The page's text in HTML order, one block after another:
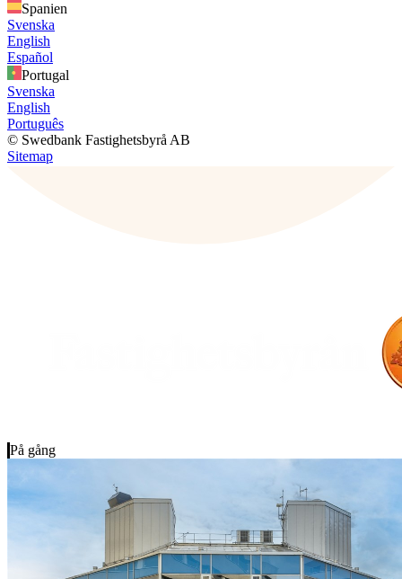
Spanien
Svenska
English
Español
Portugal
Svenska
English
Português
© Swedbank Fastighetsbyrå AB
Sitemap
På gång